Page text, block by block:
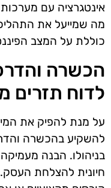
אינטגרציה עם מערכות
מה שמייעל את
כוללת על המצב
הכשרה
לדוח תזרים
על מנת להפיק את
להשקיע בהכשרה
בניהולו. הבנה
חיונית להצלחת